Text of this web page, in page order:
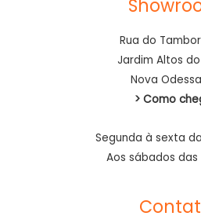
Rua do
Jardim Altos
Nova
> Como
Segunda à sexta
Aos sábados das